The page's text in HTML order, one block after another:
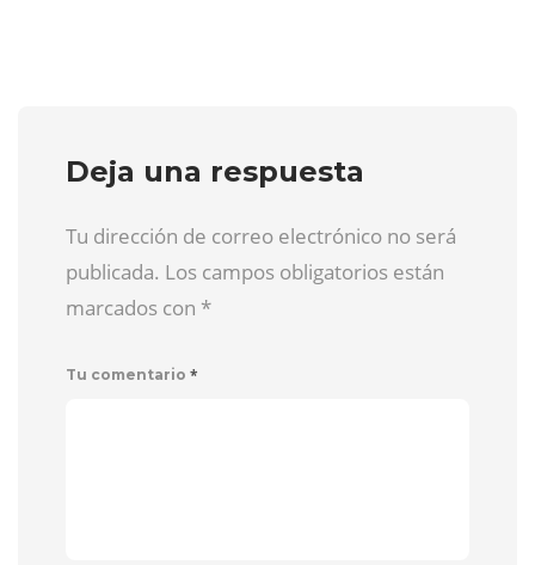
Deja una respuesta
Tu dirección de correo electrónico no será
publicada. Los campos obligatorios están
marcados con *
Tu comentario *